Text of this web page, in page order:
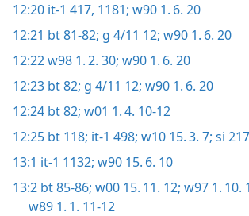
12:20 it-1 417, 1181; w90 1. 6. 20
12:21 bt 81-82; g 4/11 12; w90 1. 6. 20
12:22w98 1. 2. 30; w90 1. 6. 20
12:23 bt 82; g 4/11 12; w90 1. 6. 20
12:24 bt 82; w01 1. 4. 10-12
12:25 bt 118; it-1 498; w10 15. 3. 7; si 217
13:1 it-1 1132; w90 15. 6. 10
13:2 bt 85-86; w00 15. 11. 12; w97 1. 10.
w89 1. 1. 11-12